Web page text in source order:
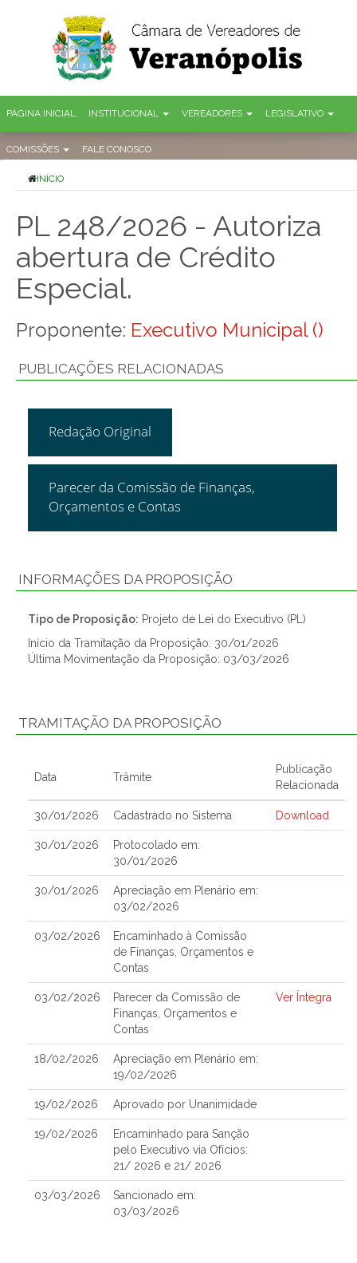
PÁGINA INICIAL INSTITUCIONAL VEREADORES LEGISLATIVO
COMISSÕES FALE CONOSCO
INÍCIO
PL 248/2026 - Autoriza
abertura de Crédito
Especial.
Proponente: Executivo Municipal ()
PUBLICAÇÕES RELACIONADAS
Redação Original
Parecer da Comissão de Finanças,
Orçamentos e Contas
INFORMAÇÕES DA PROPOSIÇÃO
Tipo de Proposição: Projeto de Lei do Executivo (PL)
Início da Tramitação da Proposição: 30/01/2026
Última Movimentação da Proposição: 03/03/2026
TRAMITAÇÃO DA PROPOSIÇÃO
Data Trâmite
Publicação
Relacionada
30/01/2026 Cadastrado no Sistema Download
30/01/2026
Protocolado em:
30/01/2026
30/01/2026
Apreciação em Plenário em:
03/02/2026
03/02/2026
Encaminhado à Comissão
de Finanças, Orçamentos e
Contas
03/02/2026
Parecer da Comissão de
Finanças, Orçamentos e
Contas
Ver Íntegra
18/02/2026
Apreciação em Plenário em:
19/02/2026
19/02/2026 Aprovado por Unanimidade
19/02/2026
Encaminhado para Sanção
pelo Executivo via Ofícios:
21/ 2026 e 21/ 2026
03/03/2026
Sancionado em:
03/03/2026